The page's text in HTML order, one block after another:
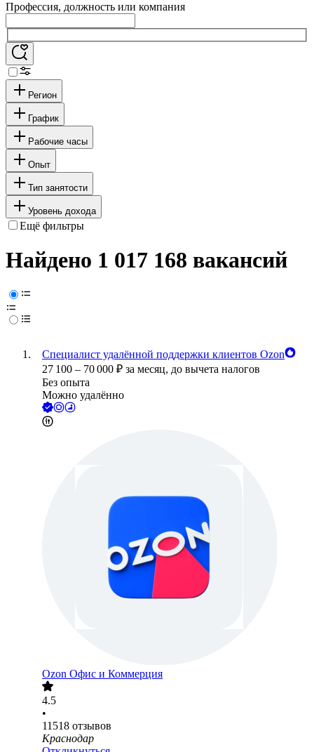
Профессия, должность или компания
Регион
График
Рабочие часы
Опыт
Тип занятости
Уровень дохода
Ещё фильтры
Найдено 1 017 168 вакансий
Специалист удалённой поддержки клиентов Ozon
27 100 – 70 000 ₽ за месяц, до вычета налогов
Без опыта
Можно удалённо
Ozon Офис и Коммерция
4.5
•
11518 отзывов
Краснодар